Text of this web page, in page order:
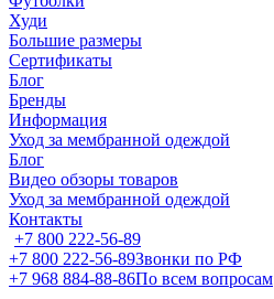
Худи
Большие размеры
Сертификаты
Блог
Бренды
Информация
Уход за мембранной одеждой
Блог
Видео обзоры товаров
Уход за мембранной одеждой
Контакты
+7 800 222-56-89
+7 800 222-56-89Звонки по РФ
+7 968 884-88-86По всем вопросам